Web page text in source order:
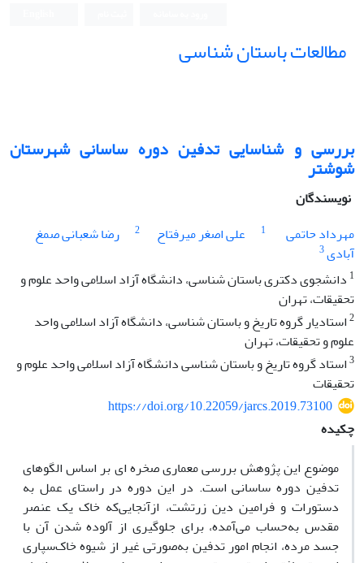
مطالعات باستان شناسی
بررسی و شناسایی تدفین دوره ساسانی شهرستان
شوشتر
نویسندگان
مهرداد حاتمی
1 علی اصغر میرفتاح 2
رضا شعبانی صمغ
آبادی3
1 دانشجوی دکتری باستان شناسی، دانشگاه آزاد اسلامی واحد علوم و
تحقیقات، تهران
2استادیار گروه تاریخ و باستان شناسی، دانشگاه آزاد اسلامی واحد
علوم و تحقیقات، تهران
3استاد گروه تاریخ و باستان شناسی دانشگاه آزاد اسلامی واحد علوم و
تحقیقات
https://doi.org/10.22059/jarcs.2019.73100
چکیده
موضوع این پژوهش بررسی معماری صخره­ ای بر اساس الگوهای
تدفین دوره ساسانی است. در این دوره در راستای عمل به
دستورات و فرامین دین زرتشت، ازآنجایی‌که خاک یک عنصر
مقدس به‌حساب می‌آمده، برای جلوگیری از آلوده شدن آن با
جسد مرده، انجام امور تدفین به‌صورتی غیر از شیوه خاک‌سپاری